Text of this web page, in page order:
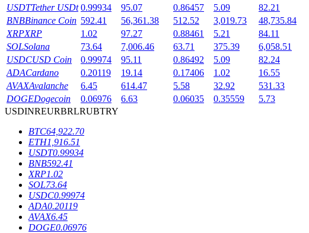
機槍池
一鍵質押鎖定高收益
Launchpool
活期質押獲得熱門資產
USDTTether USDt 0.99934 95.07 0.86457 5.09 82.21
BNBBinance Coin 592.41 56,361.38 512.52 3,019.73 48,735.84
XRPXRP 1.02 97.27 0.88461 5.21 84.11
SOLSolana 73.64 7,006.46 63.71 375.39 6,058.51
USDCUSD Coin 0.99974 95.11 0.86492 5.09 82.24
ADACardano 0.20119 19.14 0.17406 1.02 16.55
AVAXAvalanche 6.45 614.47 5.58 32.92 531.33
DOGEDogecoin 0.06976 6.63 0.06035 0.35559 5.73
USDINREURBRLRUBTRY
BTC64,922.70
ETH1,916.51
USDT0.99934
BNB592.41
XRP1.02
SOL73.64
USDC0.99974
ADA0.20119
AVAX6.45
DOGE0.06976